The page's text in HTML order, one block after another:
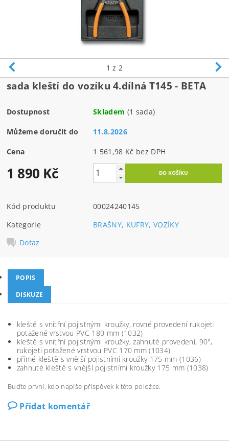
1 z 2
sada kleští do vozíku 4.dílná T145 - BETA
Dostupnost Skladem (1 sada)
Můžeme doručit do 11.8.2026
Cena 1 561,98 Kč bez DPH
1 890 Kč
Kód produktu
00024240145
Kategorie
BRAŠNY, KUFRY, VOZÍKY
Dotaz
POPIS
DISKUZE
kleště s vnitřní pojistnými kroužky, rovné provedení rukojeti
potažené vrstvou PVC 180 mm (1032)
kleště s vnitřní pojistnými kroužky, zahnuté provedení, 90°,
rukojeti potažené vrstvou PVC 170 mm (1034)
přímé kleště s vnější pojistními kroužky 175 mm (1036)
zahnuté kleště s vnější pojistními kroužky 175 mm (1038)
Buďte první, kdo napíše příspěvek k této položce.
Přidat komentář